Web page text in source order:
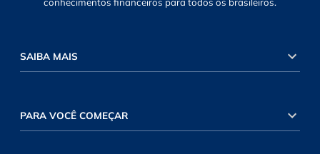
SAIBA MAIS
PARA VOCÊ COMEÇAR